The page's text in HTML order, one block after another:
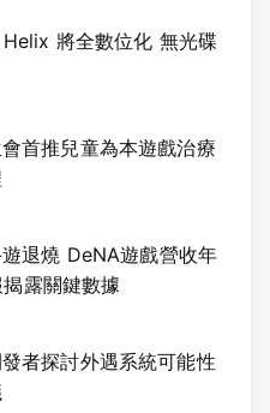
將全數位化 無光碟
首推兒童為本遊戲治療
退燒 DeNA遊戲營收年
露關鍵數據
者探討外遇系統可能性